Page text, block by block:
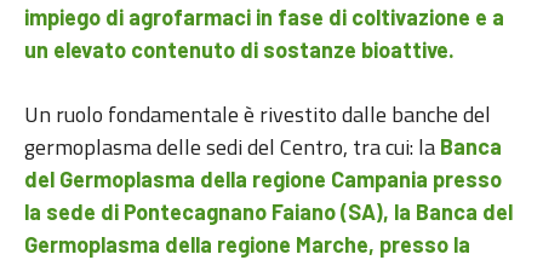
impiego di agrofarmaci in fase di coltivazione e a
un elevato contenuto di sostanze bioattive.
Un ruolo fondamentale è rivestito dalle banche del
germoplasma delle sedi del Centro, tra cui: la Banca
del Germoplasma della regione Campania presso
la sede di Pontecagnano Faiano (SA), la Banca del
Germoplasma della regione Marche, presso la